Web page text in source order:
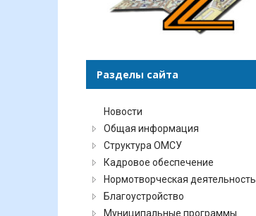
Разделы сайта
Новости
Общая информация
Структура ОМСУ
Кадровое обеспечение
Нормотворческая деятельность
Благоустройство
Муниципальные программы